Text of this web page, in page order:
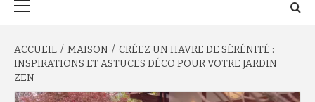
ACCUEIL MAISON
CRÉEZ UN HAVRE DE SÉRÉNITÉ :
INSPIRATIONS ET ASTUCES DÉCO POUR VOTRE JARDIN
ZEN